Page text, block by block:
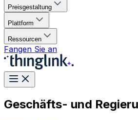
Preisgestaltung
Plattform
Ressourcen
Fangen Sie an
Geschäfts- und